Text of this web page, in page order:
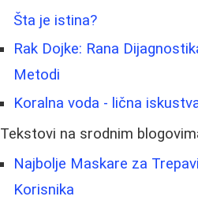
Šta je istina?
Rak Dojke: Rana
Metodi
Koralna voda - lična
Tekstovi na srodnim
Najbolje Maskare za
Korisnika